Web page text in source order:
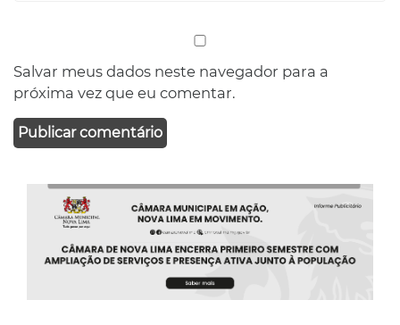
Salvar meus dados neste navegador para a
próxima vez que eu comentar.